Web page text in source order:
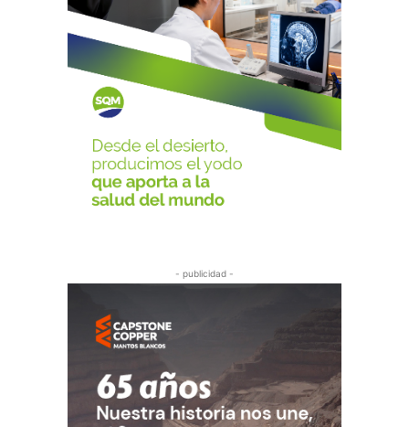
- publicidad -